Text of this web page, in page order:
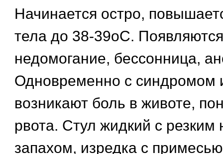
Начинается остро,
тела до 38-39оС.
недомогание, бессонница,
Одновременно с синдромом
возникают боль в животе,
рвота. Стул жидкий с
запахом, изредка с